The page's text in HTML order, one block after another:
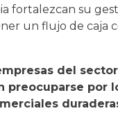
su
un flujo de caja
del
por